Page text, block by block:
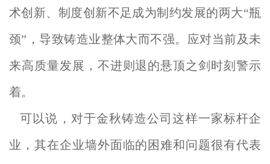
术创新、制度创新不足成为制约发展的两大“瓶
颈”，导致铸造业整体大而不强。应对当前及未
来高质量发展，不进则退的悬顶之剑时刻警示
着。
可以说，对于金秋铸造公司这样一家标杆企
业，其在企业墙外面临的困难和问题很有代表